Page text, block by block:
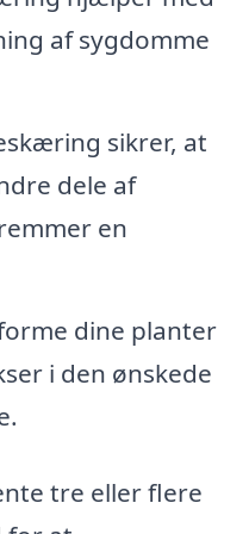
af sygdomme
sikrer, at
dele af
en
dine planter
i den ønskede
tre eller flere